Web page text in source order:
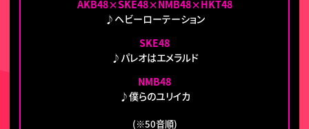
AKB48×SKE48×NMB48×HKT48
♪ヘビーローテーション
SKE48
♪パレオはエメラルド
NMB48
♪僕らのユリイカ
(※50音順)